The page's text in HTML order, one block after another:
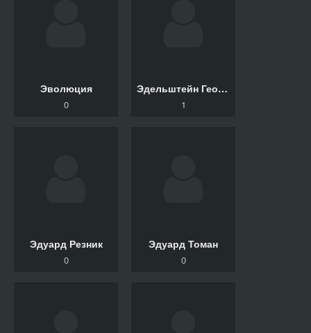
Эволюция
0
Эдельштейн Георгий
1
Эдуард Резник
0
Эдуард Томан
0